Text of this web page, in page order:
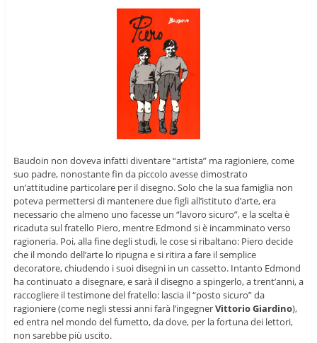
Baudoin non doveva infatti diventare “artista” ma ragioniere, come
suo padre, nonostante fin da piccolo avesse dimostrato
un’attitudine particolare per il disegno. Solo che la sua famiglia non
poteva permettersi di mantenere due figli all’istituto d’arte, era
necessario che almeno uno facesse un “lavoro sicuro”, e la scelta è
ricaduta sul fratello Piero, mentre Edmond si è incamminato verso
ragioneria. Poi, alla fine degli studi, le cose si ribaltano: Piero decide
che il mondo dell’arte lo ripugna e si ritira a fare il semplice
decoratore, chiudendo i suoi disegni in un cassetto. Intanto Edmond
ha continuato a disegnare, e sarà il disegno a spingerlo, a trent’anni, a
raccogliere il testimone del fratello: lascia il “posto sicuro” da
ragioniere (come negli stessi anni farà l’ingegnerVittorio Giardino),
ed entra nel mondo del fumetto, da dove, per la fortuna dei lettori,
non sarebbe più uscito.